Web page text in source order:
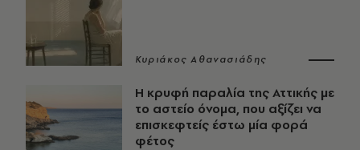
Κυριάκος Αθανασιάδης
Η κρυφή παραλία της Αττικής με
το αστείο όνομα, που αξίζει να
επισκεφτείς έστω μία φορά
φέτος